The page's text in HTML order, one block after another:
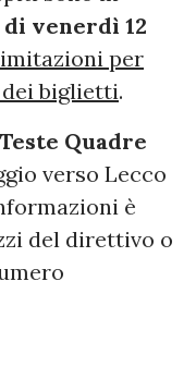
venerdì 12
per
biglietti.
Teste Quadre
verso Lecco
è
del direttivo o